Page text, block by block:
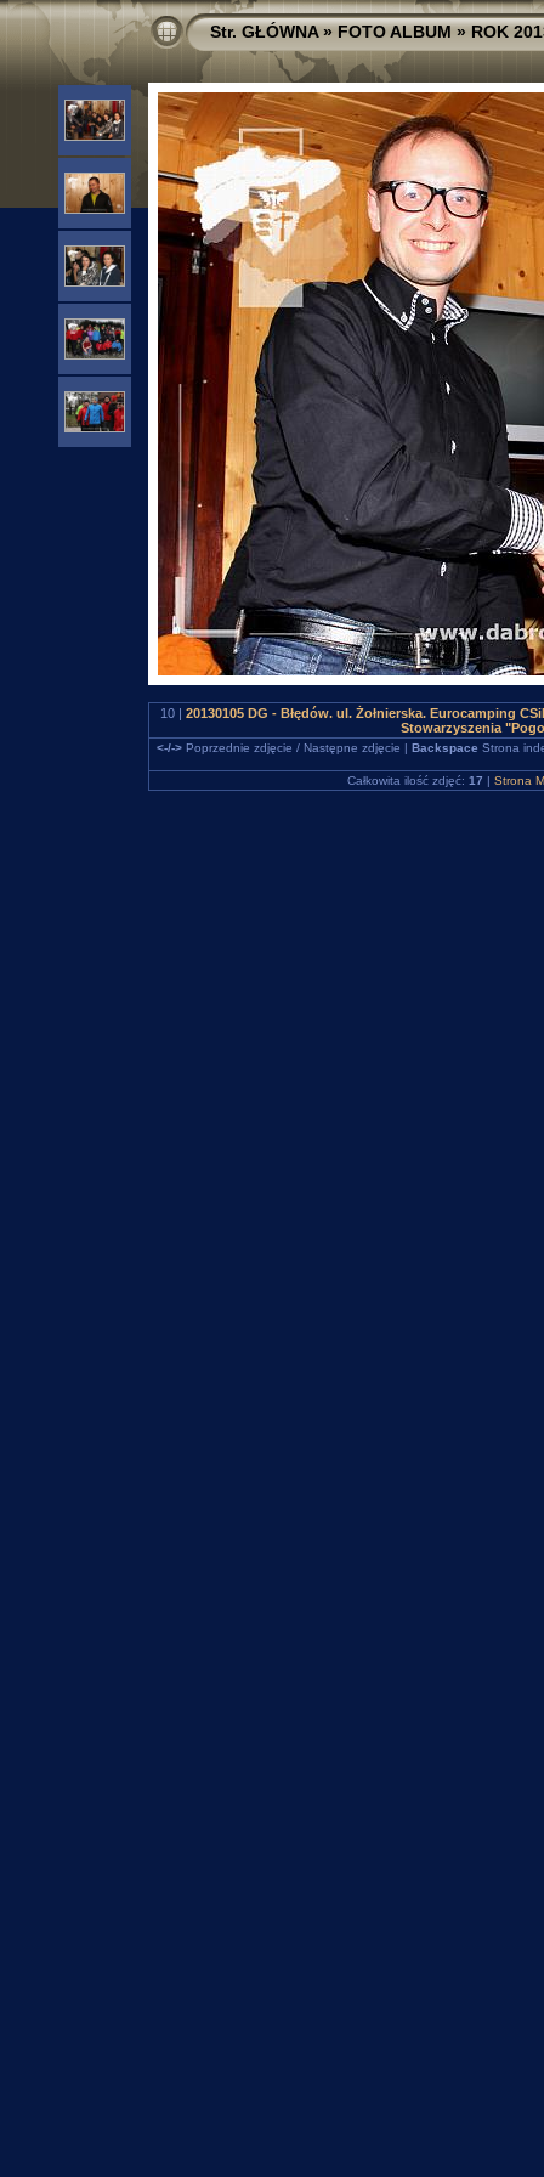
Str. GŁÓWNA»FOTO ALBUM»ROK
10 | 20130105 DG - Błędów. ul. Żołnierska. Eurocamping
Stowarzyszenia
<-/->Poprzednie zdjęcie / Następne zdjęcie | Backspace Strona
Całkowita ilość zdjęć: 17 | Strona